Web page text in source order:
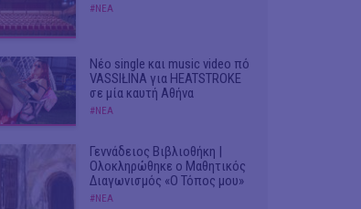
#ΝΕΑ
Νέο single και music video πό
VASSIŁINA για HEATSTROKE
σε μία καυτή Αθήνα
#ΝΕΑ
Γεννάδειος Βιβλιοθήκη |
Ολοκληρώθηκε ο Μαθητικός
Διαγωνισμός «Ο Τόπος μου»
#ΝΕΑ